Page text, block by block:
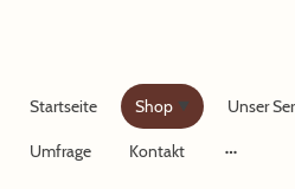
Startseite Shop Unser
Umfrage Kontakt